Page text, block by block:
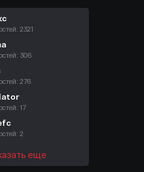
2321
306
276
17
2
еще